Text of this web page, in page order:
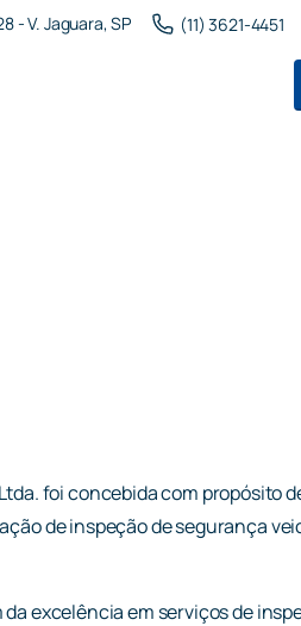
- V. Jaguara, SP (11) 3621-4451
foi concebida com propósito
de inspeção de segurança
excelência em serviços de